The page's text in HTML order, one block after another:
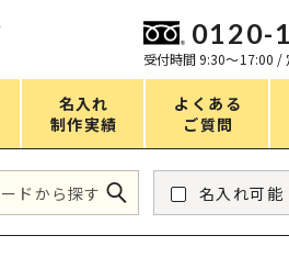
0120-
受付時間 9:30〜17:00 /
名入れ
制作実績
よくある
ご質問
価格
名入れ可能